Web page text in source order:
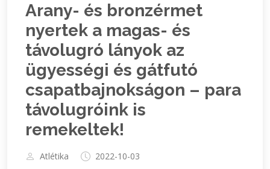
Arany- és bronzérmet
nyertek a magas- és
távolugró lányok az
ügyességi és gátfutó
csapatbajnokságon – para
távolugróink is
remekeltek!
Atlétika 2022-10-03